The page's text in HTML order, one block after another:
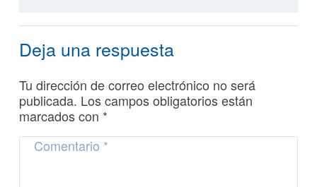
Deja una respuesta
Tu dirección de correo electrónico no será
publicada. Los campos obligatorios están
marcados con *